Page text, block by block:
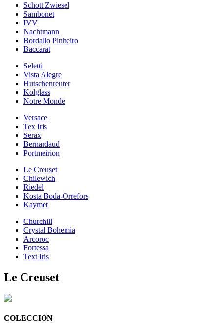
Schott Zwiesel
Sambonet
IVV
Nachtmann
Bordallo Pinheiro
Baccarat
Seletti
Vista Alegre
Hutschenreuter
Kolglass
Notre Monde
Versace
Tex Iris
Serax
Bernardaud
Portmeirion
Le Creuset
Chilewich
Riedel
Kosta Boda-Orrefors
Kaymet
Churchill
Crystal Bohemia
Arcoroc
Fortessa
Text Iris
Le Creuset
COLECCIÓN